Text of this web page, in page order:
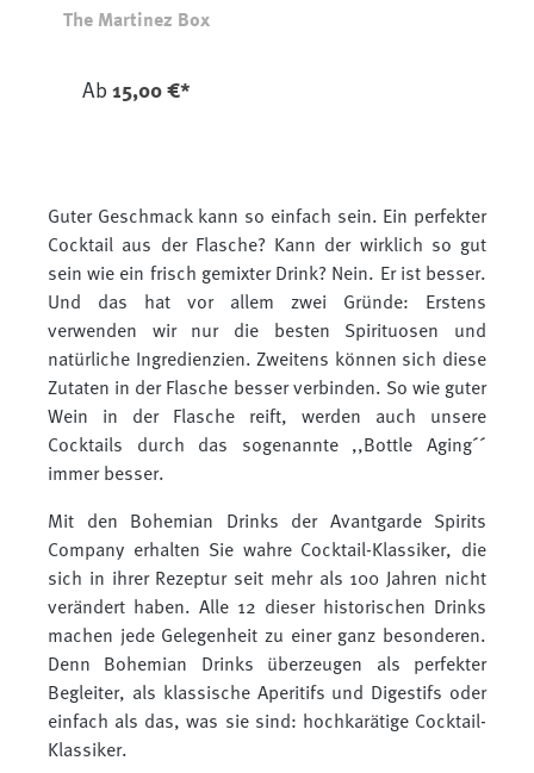
The Martinez Box
Ab 15,00 €*
Guter Geschmack kann so einfach sein. Ein perfekter
Cocktail aus der Flasche? Kann der wirklich so gut
sein wie ein frisch gemixter Drink? Nein. Er ist besser.
Und das hat vor allem zwei Gründe: Erstens
verwenden wir nur die besten Spirituosen und
natürliche Ingredienzien. Zweitens können sich diese
Zutaten in der Flasche besser verbinden. So wie guter
Wein in der Flasche reift, werden auch unsere
Cocktails durch das sogenannte ,,Bottle Aging´´
immer besser.
Mit den Bohemian Drinks der Avantgarde Spirits
Company erhalten Sie wahre Cocktail-Klassiker, die
sich in ihrer Rezeptur seit mehr als 100 Jahren nicht
verändert haben. Alle 12 dieser historischen Drinks
machen jede Gelegenheit zu einer ganz besonderen.
Denn Bohemian Drinks überzeugen als perfekter
Begleiter, als klassische Aperitifs und Digestifs oder
einfach als das, was sie sind: hochkarätige Cocktail-
Klassiker.